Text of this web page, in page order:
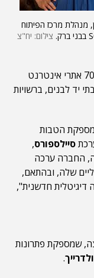
מנהלת מרכז הפיתוח
צילום: יח"צ
שמתעדכן ממקורות שונים, ועליה פועלים כ-70 אתרי אינטרנט
בבתי יד לבנים, ברשויות
הטבות
סיילספורס,
החברה ערכה
שלה, ובהתאם,
דיגיטלית חדשנית",
שמספקת פתרונות
.